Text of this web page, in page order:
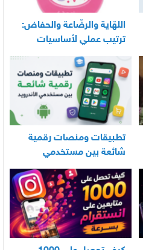
اللهّاية والرضّاعة والحفاض:
ترتيب عملي لأساسيات
العناية اليومية بالرضيع
تطبيقات ومنصات رقمية
شائعة بين مستخدمي
الأندرويد